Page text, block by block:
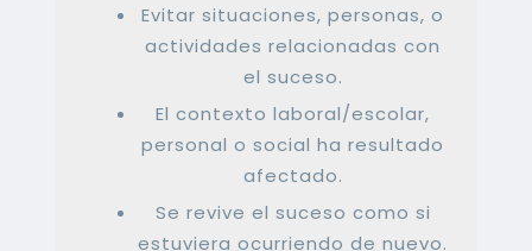
Evitar situaciones, personas, o
actividades relacionadas con
el suceso.
El contexto laboral/escolar,
personal o social ha resultado
afectado.
Se revive el suceso como si
estuviera ocurriendo de nuevo.